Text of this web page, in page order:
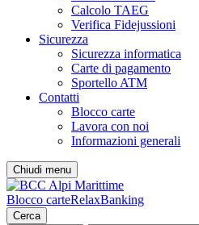
Calcolo TAEG
Verifica Fidejussioni
Sicurezza
Sicurezza informatica
Carte di pagamento
Sportello ATM
Contatti
Blocco carte
Lavora con noi
Informazioni generali
Chiudi menu
Blocco carteRelaxBanking
Cerca